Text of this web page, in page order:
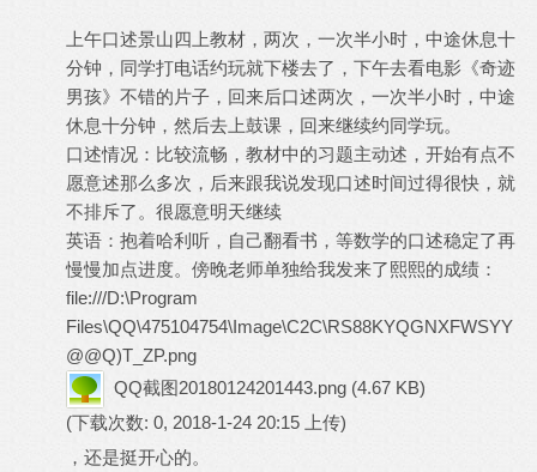
上午口述景山四上教材，两次，一次半小时，中途休息十
分钟，同学打电话约玩就下楼去了，下午去看电影《奇迹
男孩》不错的片子，回来后口述两次，一次半小时，中途
休息十分钟，然后去上鼓课，回来继续约同学玩。
口述情况：比较流畅，教材中的习题主动述，开始有点不
愿意述那么多次，后来跟我说发现口述时间过得很快，就
不排斥了。很愿意明天继续
英语：抱着哈利听，自己翻看书，等数学的口述稳定了再
慢慢加点进度。傍晚老师单独给我发来了熙熙的成绩：
file:///D:\Program
Files\QQ\475104754\Image\C2C\RS88KYQGNXFWSYY
@@Q)T_ZP.png
QQ截图20180124201443.png (4.67 KB)
(下载次数: 0, 2018-1-24 20:15 上传)
，还是挺开心的。